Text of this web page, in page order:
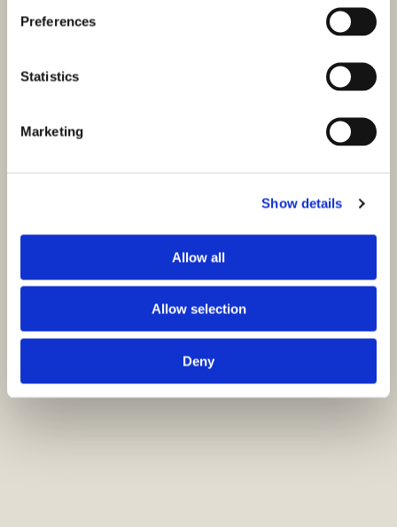
Preferences
Statistics
Marketing
Show details
Allow all
Allow selection
Deny